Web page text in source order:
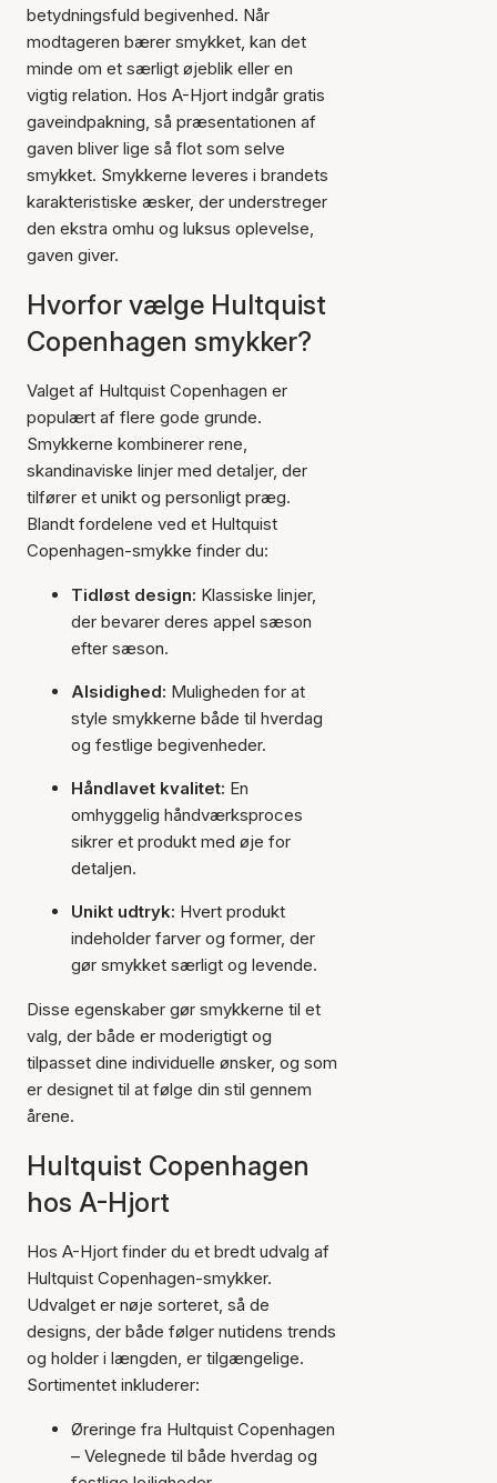
betydningsfuld begivenhed. Når
modtageren bærer smykket, kan det
minde om et særligt øjeblik eller en
vigtig relation. Hos A-Hjort indgår gratis
gaveindpakning, så præsentationen af
gaven bliver lige så flot som selve
smykket. Smykkerne leveres i brandets
karakteristiske æsker, der understreger
den ekstra omhu og luksus oplevelse,
gaven giver.
Hvorfor vælge Hultquist
Copenhagen smykker?
Valget af Hultquist Copenhagen er
populært af flere gode grunde.
Smykkerne kombinerer rene,
skandinaviske linjer med detaljer, der
tilfører et unikt og personligt præg.
Blandt fordelene ved et Hultquist
Copenhagen-smykke finder du:
Tidløst design: Klassiske linjer,
der bevarer deres appel sæson
efter sæson.
Alsidighed: Muligheden for at
style smykkerne både til hverdag
og festlige begivenheder.
Håndlavet kvalitet: En
omhyggelig håndværksproces
sikrer et produkt med øje for
detaljen.
Unikt udtryk: Hvert produkt
indeholder farver og former, der
gør smykket særligt og levende.
Disse egenskaber gør smykkerne til et
valg, der både er moderigtigt og
tilpasset dine individuelle ønsker, og som
er designet til at følge din stil gennem
årene.
Hultquist Copenhagen
hos A-Hjort
Hos A-Hjort finder du et bredt udvalg af
Hultquist Copenhagen-smykker.
Udvalget er nøje sorteret, så de
designs, der både følger nutidens trends
og holder i længden, er tilgængelige.
Sortimentet inkluderer:
Øreringe fra Hultquist Copenhagen
– Velegnede til både hverdag og